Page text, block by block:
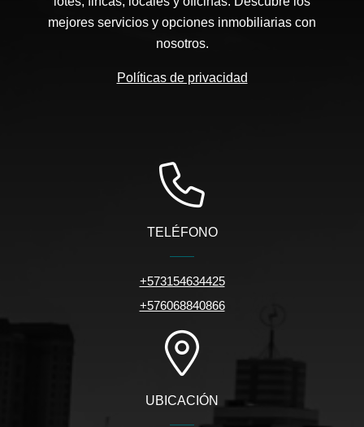
mejores servicios y opciones inmobiliarias con
nosotros.
Políticas de privacidad
TELÉFONO
+573154634425
+576068840866
UBICACIÓN